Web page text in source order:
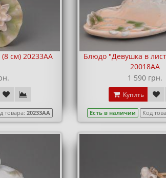
см) 20233AA
товара: 20233AA
Блюдо "Девушка в
20018AA
1 590 грн.
Купить
Есть в наличии Код